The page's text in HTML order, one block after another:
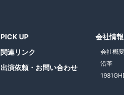
PICK UP
関連リンク
出演依頼・お問い合わせ
会社情報
会社概要
沿革